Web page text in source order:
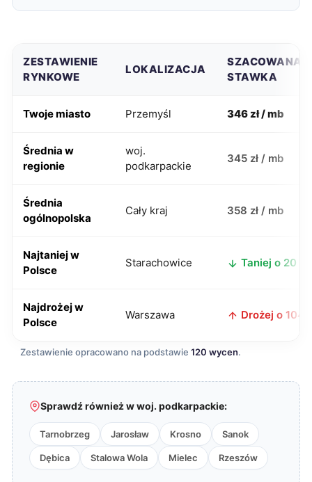
ZESTAWIENIE
RYNKOWE
LOKALIZACJA
SZACOWANA
STAWKA
Twoje miasto Przemyśl 346 zł / mb
Średnia w
regionie
woj.
podkarpackie
345 zł / mb
Średnia
ogólnopolska
Cały kraj 358 zł / mb
Najtaniej w
Polsce
Starachowice Taniej o 20 zł
Najdrożej w
Polsce
Warszawa Drożej o 104
Zestawienie opracowano na podstawie 120 wycen.
Sprawdź również w woj. podkarpackie:
Tarnobrzeg Jarosław Krosno Sanok
Dębica Stalowa Wola Mielec Rzeszów